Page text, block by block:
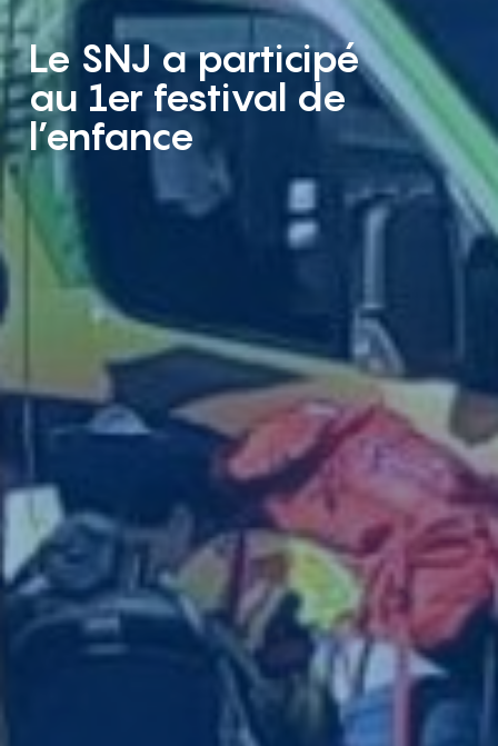
Le SNJ a participé
au 1er festival de
l’enfance